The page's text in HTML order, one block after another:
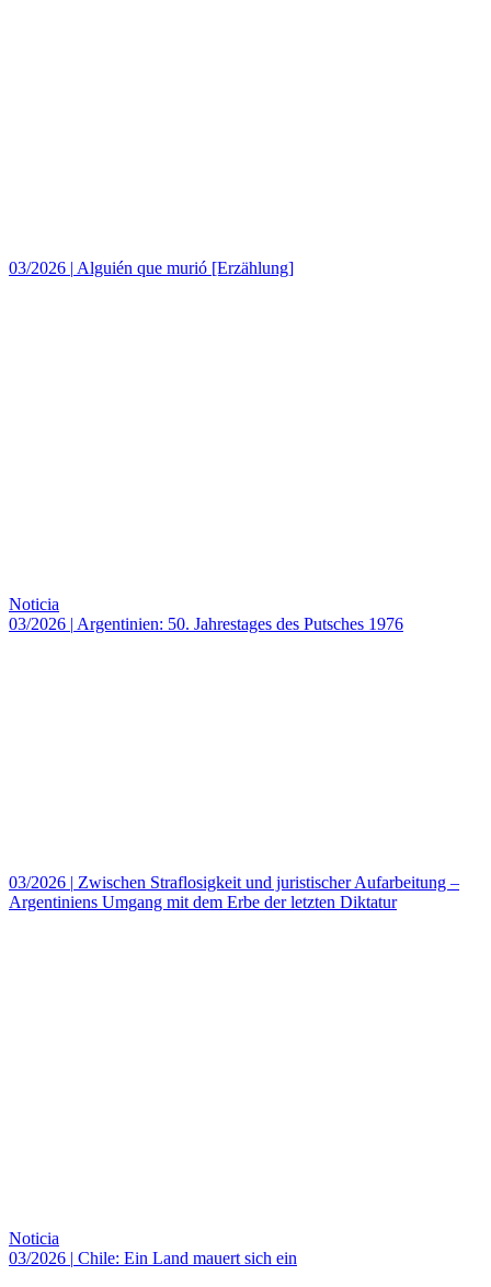
03/2026 | Alguién que murió [Erzählung]
Noticia
03/2026 | Argentinien: 50. Jahrestages des Putsches 1976
03/2026 | Zwischen Straflosigkeit und juristischer Aufarbeitung –
Argentiniens Umgang mit dem Erbe der letzten Diktatur
Noticia
03/2026 | Chile: Ein Land mauert sich ein